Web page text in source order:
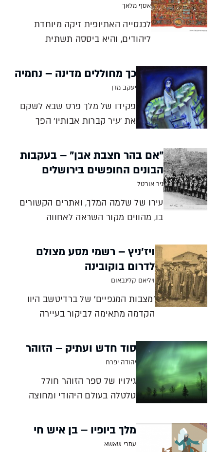
אסף מלאך
לכנסייה האתיופית זיקה מיוחדת
ליהודים, והיא ביססה תשתית
התנ"ך מודל של מלכות ארצית
שמאחדת דת, לאום ומדינה. לקשר זה
יש תוצאות פוליטיות שמצטרפות עד
היום לשיתוף האינטרסים של ישראל
ואתיופיה נגד הטרור האסלאמי אסף
כך מחוללים מדינה – נחמיה
יעקב מדן
פקידו של מלך פרס שבא לשקם
את 'עיר קברות אבותיו' הפך
מגן מכורח הנסיבות, ובעיקר מכוח
תגובתו אליהן, שהתאפיינה
מדן עזרא ונחמיה היו שילוב מנצח
בהנה
"אם בהר חצבת אבן" – בעקבות
הבונים החופשים בירושלים
ניר אורטל
עירו של שלמה המלך, ואתרים הקשורים
בו, מהווים מקור השראה לאחווה
ציון, מערת צדקיהו ושוק מחנה יהודה
קשורים כולם בבנייה החופשית ניר
אורטל אל הפתח שנפער מתחת לחומת
העיר העתיקה בירושלים צעדו עשרות א
ויז'ניץ – רשמי מסע מצולם
לדרום בוקובינה
ויליאם קלינבאום
'מצבות המגפיים' של ברדיטשב היוו
הקדמה מתאימה לביקור בעיירה
תושביה ערב השואה היו יהודים ויליאם
קלינבאום בגיליון הקודם יכולתם
לקרוא על פרויקט 'מסע אל המורשת
היהודית' של מרכז זלמן שזר לתולדות
ישראל, ש
סוד חדש ועתיק – הזוהר
יהודה יפרח
גילויו של ספר הזוהר חולל
טלטלה בעולם היהודי ומחוצה
היהודית הייתה ועודנה
דרמטית. נראה שסוד קסמו
מלך ביופיו – בן איש חי
עמרי שאשא